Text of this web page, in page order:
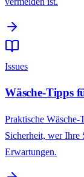
Issues
Wäsche-Tipps
Praktische
Sicherheit, wer Ihre
Erwartungen.